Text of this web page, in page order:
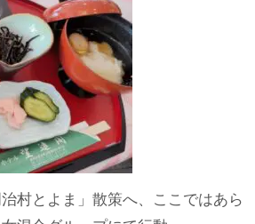
村とよま」散策へ、ここではあら